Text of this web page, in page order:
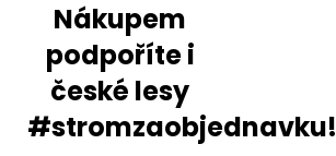
Nákupem
podpoříte i
české lesy
#stromzaobjednavku!